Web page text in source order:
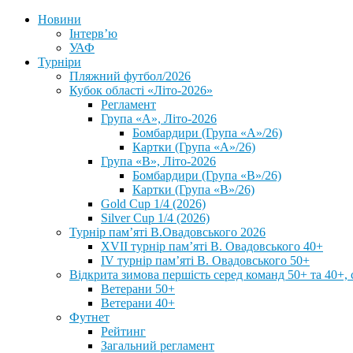
Новини
Інтерв’ю
УАФ
Турніри
Пляжний футбол/2026
Кубок області «Літо-2026»
Регламент
Група «А», Літо-2026
Бомбардири (Група «А»/26)
Картки (Група «А»/26)
Група «В», Літо-2026
Бомбардири (Група «В»/26)
Картки (Група «В»/26)
Gold Cup 1/4 (2026)
Silver Cup 1/4 (2026)
Турнір пам’яті В.Овадовського 2026
XVII турнір пам’яті В. Овадовського 40+
IV турнір пам’яті В. Овадовського 50+
Відкрита зимова першість серед команд 50+ та 40+,
Ветерани 50+
Ветерани 40+
Футнет
Рейтинг
Загальний регламент